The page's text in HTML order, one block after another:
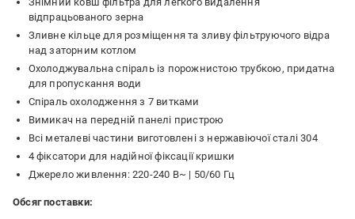
відпрацьованого зерна
Зливне кільце для розміщення та зливу фільтруючого відра
над заторним котлом
Охолоджувальна спіраль із порожнистою трубкою, придатна
для пропускання води
Спіраль охолодження з 7 витками
Вимикач на передній панелі пристрою
Всі металеві частини виготовлені з нержавіючої сталі 304
4 фіксатори для надійної фіксації кришки
Джерело живлення: 220-240 В~ | 50/60 Гц
Обсяг поставки: